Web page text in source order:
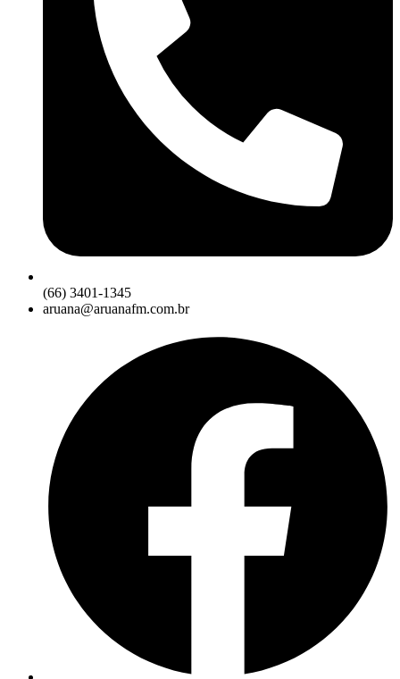
(66) 3401-1345
aruana@aruanafm.com.br